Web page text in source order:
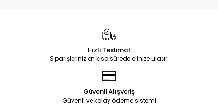
Hızlı Teslimat
Siparişleriniz en kısa sürede elinize ulaşır.
Güvenli Alışveriş
Güvenli ve kolay ödeme sistemi